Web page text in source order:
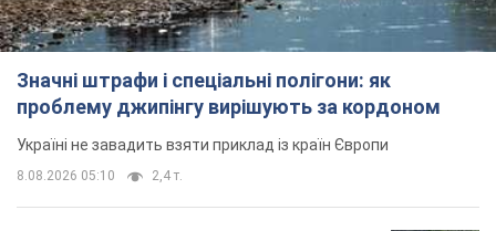
Відео
Негода накрила Івано-Франківщину та
курортний Буковель
8.08.2026 09:27 35,2 т.
Жінці нарахували 729 тис. грн боргу
за газ через покази зіпсованого